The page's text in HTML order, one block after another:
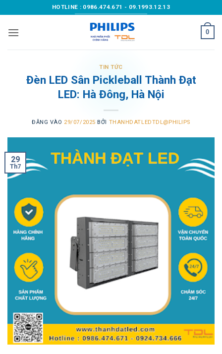
qua
nội
HOTLINE : 0986.474.671 - 09.1993.12.13
0
TIN TỨC
Đèn LED Sân Pickleball Thành Đạt
LED: Hà Đông, Hà Nội
ĐĂNG VÀO 29/07/2025 BỞI THANHDATLEDTDL@PHILIPS
29
Th7